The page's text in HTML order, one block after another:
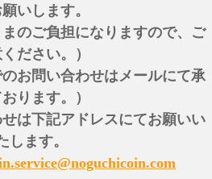
いします。
のご負担になりますので、ご
ださい。）
お問い合わせはメールにて承
ります。）
は下記アドレスにてお願いい
します。